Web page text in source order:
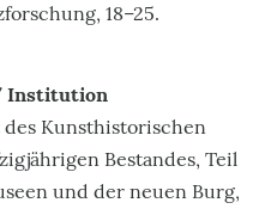
18–25.
Institution
Kunsthistorischen
Bestandes, Teil
und der neuen Burg,